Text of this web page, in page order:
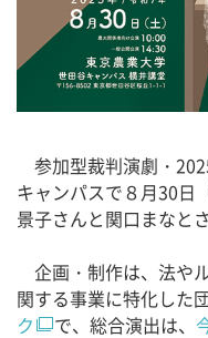
参加型裁判演劇・
キャンパスで８月30日
景子さんと関口まなと
企画・制作は、法や
関する事業に特化した
ク
で、総合演出は、